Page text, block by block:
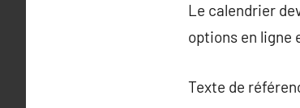
Le calendrier
options en ligne
Texte de